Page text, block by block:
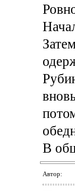
В
Автор: